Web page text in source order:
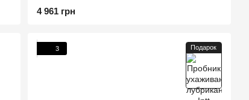
4 961 грн
Подарок
3